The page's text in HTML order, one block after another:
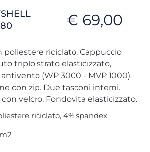
€ 69,00
poliestere riciclato. Cappuccio
triplo strato elasticizzato,
(WP 3000 - MVP 1000).
con zip. Due tasconi interni.
velcro. Fondovita elasticizzato.
riciclato, 4% spandex